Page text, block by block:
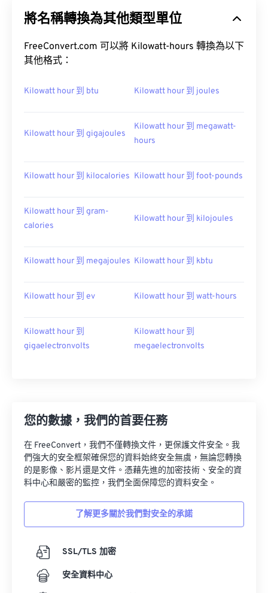
將名稱轉換為其他類型單位
FreeConvert.com 可以將 Kilowatt-hours 轉換為以下
其他格式：
Kilowatt hour 到 btu Kilowatt hour 到 joules
Kilowatt hour 到 gigajoules
Kilowatt hour 到 megawatt-
hours
Kilowatt hour 到 kilocalories Kilowatt hour 到 foot-pounds
Kilowatt hour 到 gram-
calories
Kilowatt hour 到 kilojoules
Kilowatt hour 到 megajoules Kilowatt hour 到 kbtu
Kilowatt hour 到 ev Kilowatt hour 到 watt-hours
Kilowatt hour 到
gigaelectronvolts
Kilowatt hour 到
megaelectronvolts
您的數據，我們的首要任務
在 FreeConvert，我們不僅轉換文件，更保護文件安全。我
們強大的安全框架確保您的資料始終安全無虞，無論您轉換
的是影像、影片還是文件。憑藉先進的加密技術、安全的資
料中心和嚴密的監控，我們全面保障您的資料安全。
了解更多關於我們對安全的承諾
SSL/TLS 加密
安全資料中心